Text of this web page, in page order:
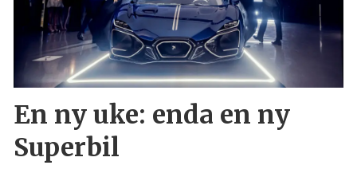
En ny uke: enda en ny
Superbil